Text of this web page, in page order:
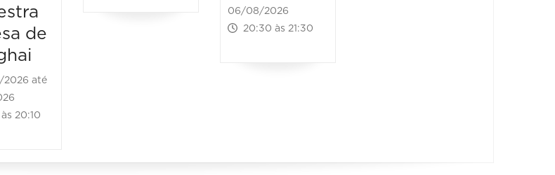
de
até
20:10
06/08/2026
20:30 às 21:30